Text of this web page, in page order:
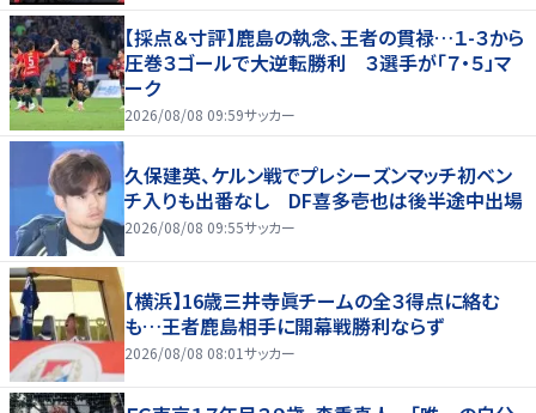
【採点＆寸評】鹿島の執念、王者の貫禄…１-３から
圧巻３ゴールで大逆転勝利 ３選手が「７・５」マ
ーク
2026/08/08 09:59サッカー
久保建英、ケルン戦でプレシーズンマッチ初ベン
チ入りも出番なし DF喜多壱也は後半途中出場
2026/08/08 09:55サッカー
【横浜】16歳三井寺眞チームの全３得点に絡む
も…王者鹿島相手に開幕戦勝利ならず
2026/08/08 08:01サッカー